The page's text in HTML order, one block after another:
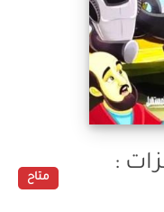
:
متاح